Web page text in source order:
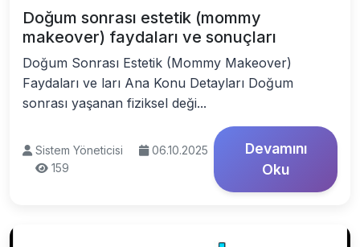
Doğum sonrası estetik (mommy
makeover) faydaları ve sonuçları
Doğum Sonrası Estetik (Mommy Makeover)
Faydaları ve ları Ana Konu Detayları Doğum
sonrası yaşanan fiziksel deği...
Sistem Yöneticisi
06.10.2025
159
Devamını
Oku